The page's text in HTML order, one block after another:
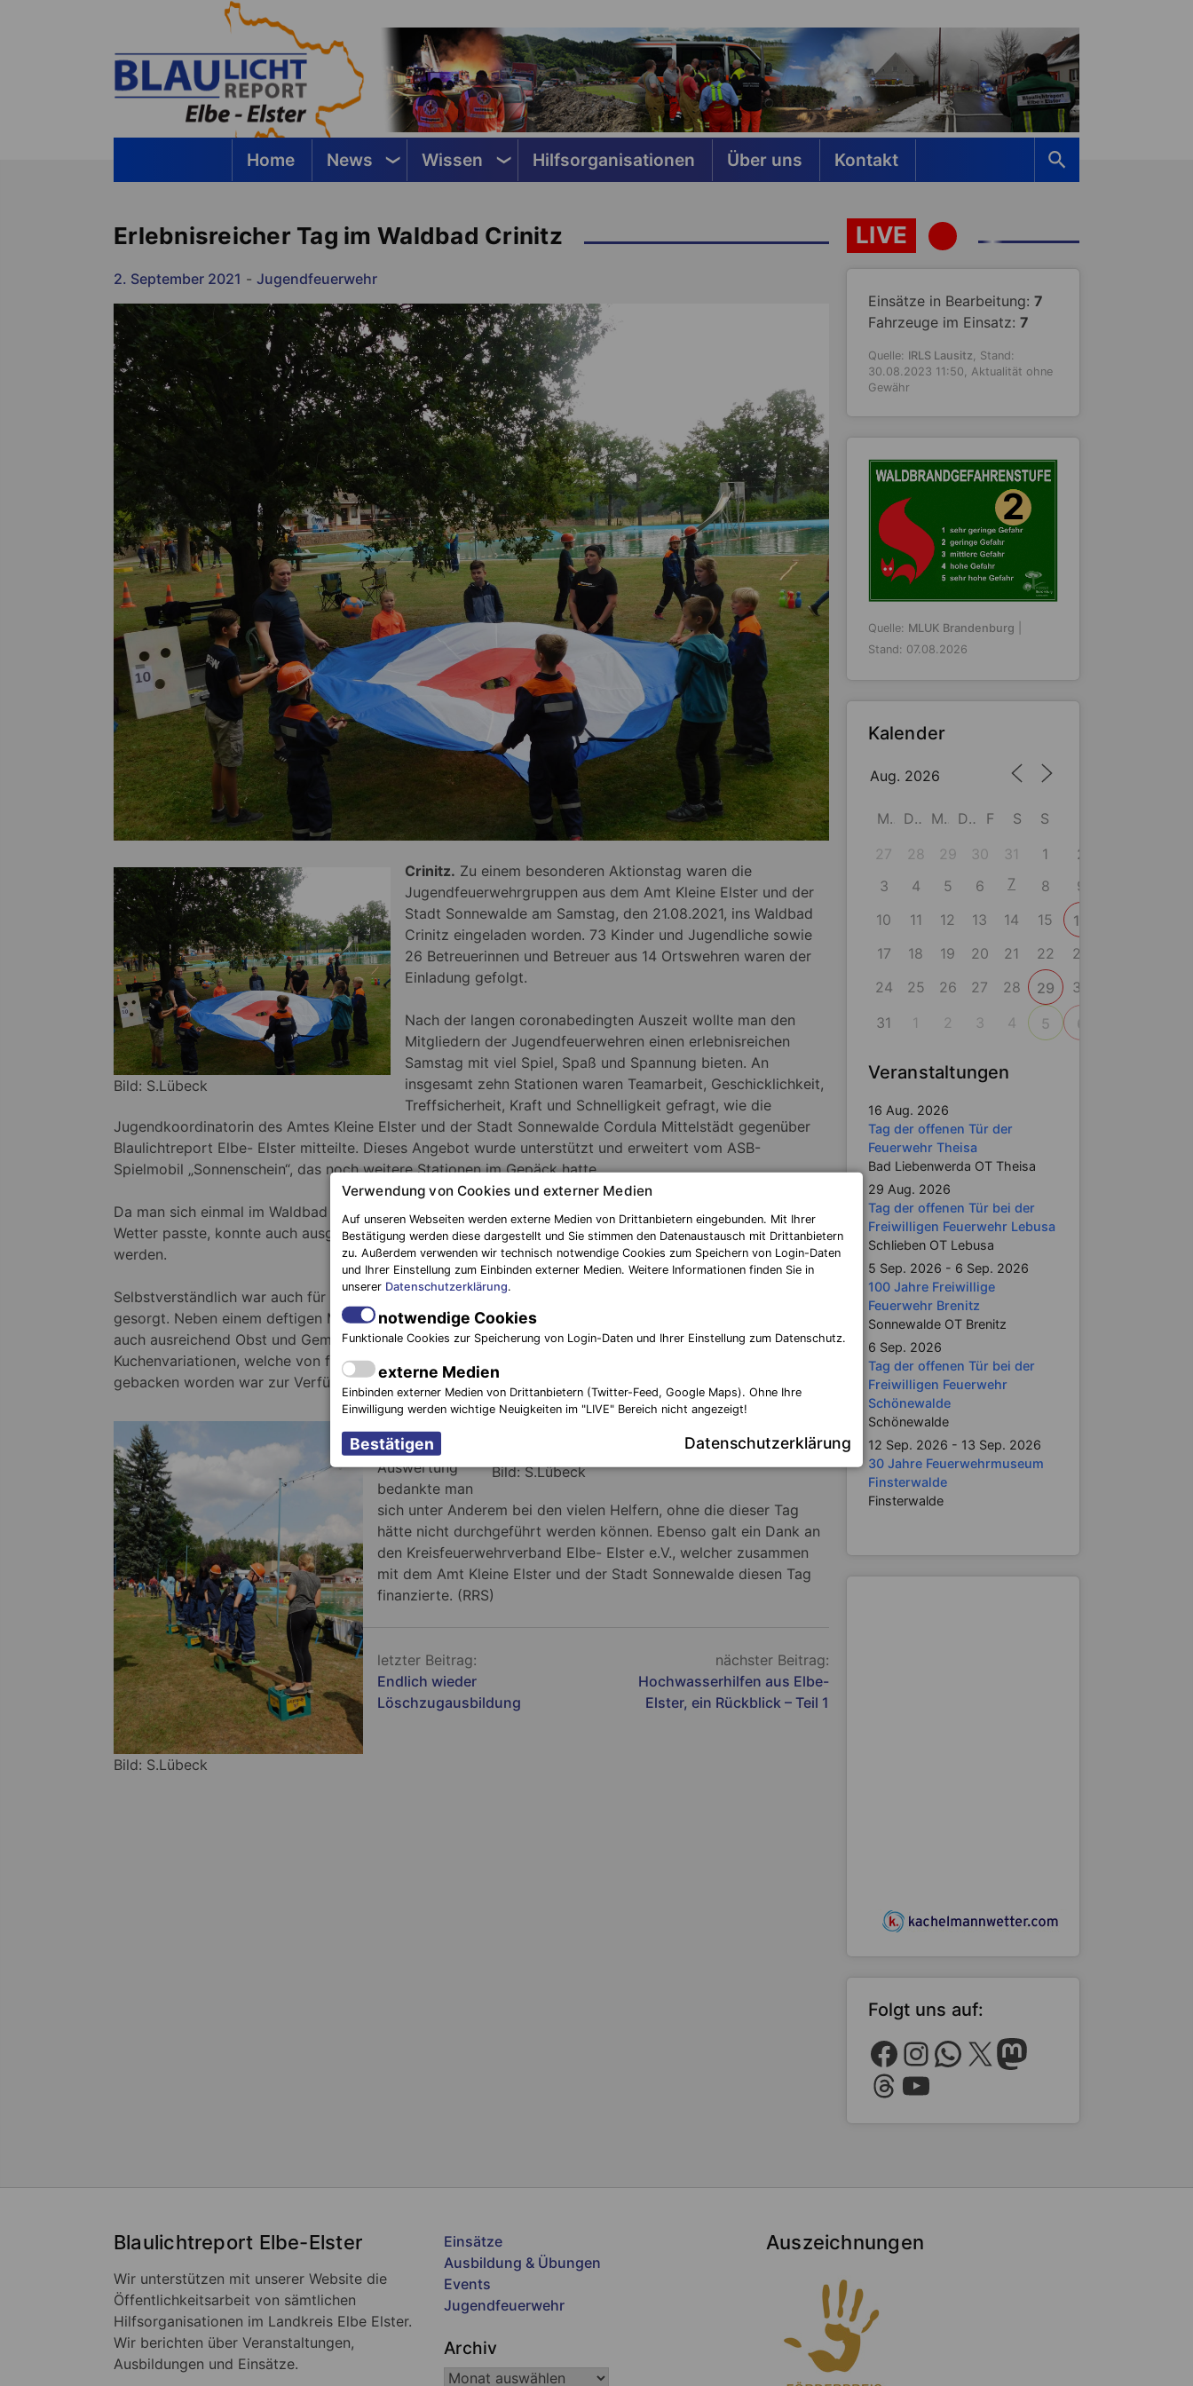
Home News Wissen Hilfsorganisationen Über uns Kontakt
Erlebnisreicher Tag im Waldbad Crinitz
2. September 2021 - Jugendfeuerwehr
Bild: S.Lübeck
Crinitz. Zu einem besonderen Aktionstag waren die
Jugendfeuerwehrgruppen aus dem Amt Kleine Elster und der
Stadt Sonnewalde am Samstag, den 21.08.2021, ins Waldbad
Crinitz eingeladen worden. 73 Kinder und Jugendliche sowie
26 Betreuerinnen und Betreuer aus 14 Ortswehren waren der
Einladung gefolgt.
Nach der langen coronabedingten Auszeit wollte man den
Mitgliedern der Jugendfeuerwehren einen erlebnisreichen
Samstag mit viel Spiel, Spaß und Spannung bieten. An
insgesamt zehn Stationen waren Teamarbeit, Geschicklichkeit,
Treffsicherheit, Kraft und Schnelligkeit gefragt, wie die
Jugendkoordinatorin des Amtes Kleine Elster und der Stadt Sonnewalde Cordula Mittelstädt gegenüber
Blaulichtreport Elbe- Elster mitteilte. Dieses Angebot wurde unterstützt und erweitert vom ASB-
Spielmobil „Sonnenschein“, das noch weitere Stationen im Gepäck hatte.
Bild: S.Lübeck
Da man sich einmal im Waldbad befand und das
Wetter passte, konnte auch ausgiebig gebadet
werden.
Selbstverständlich war auch für das leibliche Wohl
gesorgt. Neben einem deftigen Mittagessen standen
auch ausreichend Obst und Gemüse sowie zahlreiche
Kuchenvariationen, welche von fleißigen Müttern
gebacken worden war zur Verfügung.
Bild: S.Lübeck
gemeinsamen
Auswertung
bedankte man
sich unter Anderem bei den vielen Helfern, ohne die dieser Tag
hätte nicht durchgeführt werden können. Ebenso galt ein Dank an
den Kreisfeuerwehrverband Elbe- Elster e.V., welcher zusammen
mit dem Amt Kleine Elster und der Stadt Sonnewalde diesen Tag
finanzierte. (RRS)
Beitragsnavigation
letzter Beitrag:
Endlich wieder
Löschzugausbildung
nächster Beitrag:
Hochwasserhilfen aus Elbe-
Elster, ein Rückblick – Teil 1
LIVE
Einsätze in Bearbeitung: 7
Fahrzeuge im Einsatz: 7
Quelle: IRLS Lausitz, Stand:
30.08.2023 11:50, Aktualität ohne
Gewähr
2
Quelle: MLUK Brandenburg
Stand: 07.08.2026
Kalender
Aug. 2026
M D M D F S
S
27
28 29 30 31 1
2
3
4 5 6 7 8
9
10
11 12 13 14 15
16
17
18 19 20 21 22
23
24
25 26 27 28 29
30
31
1 2 3 4 5 6
Veranstaltungen
16 Aug. 2026
Tag der offenen Tür der
Feuerwehr Theisa
Bad Liebenwerda OT Theisa
29 Aug. 2026
Tag der offenen Tür bei der
Freiwilligen Feuerwehr Lebusa
Schlieben OT Lebusa
5 Sep. 2026 - 6 Sep. 2026
100 Jahre Freiwillige
Feuerwehr Brenitz
Sonnewalde OT Brenitz
6 Sep. 2026
Tag der offenen Tür bei der
Freiwilligen Feuerwehr
Schönewalde
Schönewalde
12 Sep. 2026 - 13 Sep. 2026
30 Jahre Feuerwehrmuseum
Finsterwalde
Finsterwalde
Folgt uns auf:
Facebook
Instagram
WhatsApp
X Mastodon
Threads
YouTube
Blaulichtreport Elbe-Elster
Wir unterstützen mit unserer Website die
Öffentlichkeitsarbeit von sämtlichen
Hilfsorganisationen im Landkreis Elbe Elster.
Wir berichten über Veranstaltungen,
Ausbildungen und Einsätze.
Einsätze
Ausbildung & Übungen
Events
Jugendfeuerwehr
Archiv
Auszeichnungen
Verwendung von Cookies und externer Medien
Auf unseren Webseiten werden externe Medien von Drittanbietern eingebunden. Mit Ihrer
Bestätigung werden diese dargestellt und Sie stimmen den Datenaustausch mit Drittanbietern
zu. Außerdem verwenden wir technisch notwendige Cookies zum Speichern von Login-Daten
und Ihrer Einstellung zum Einbinden externer Medien. Weitere Informationen finden Sie in
unserer Datenschutzerklärung.
notwendige Cookies
Funktionale Cookies zur Speicherung von Login-Daten und Ihrer Einstellung zum Datenschutz.
externe Medien
Einbinden externer Medien von Drittanbietern (Twitter-Feed, Google Maps). Ohne Ihre
Einwilligung werden wichtige Neuigkeiten im "LIVE" Bereich nicht angezeigt!
Datenschutzerklärung